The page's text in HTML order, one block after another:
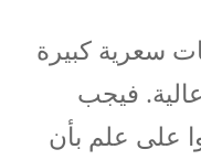
سعرية كبيرة
فيجب
على علم بأن